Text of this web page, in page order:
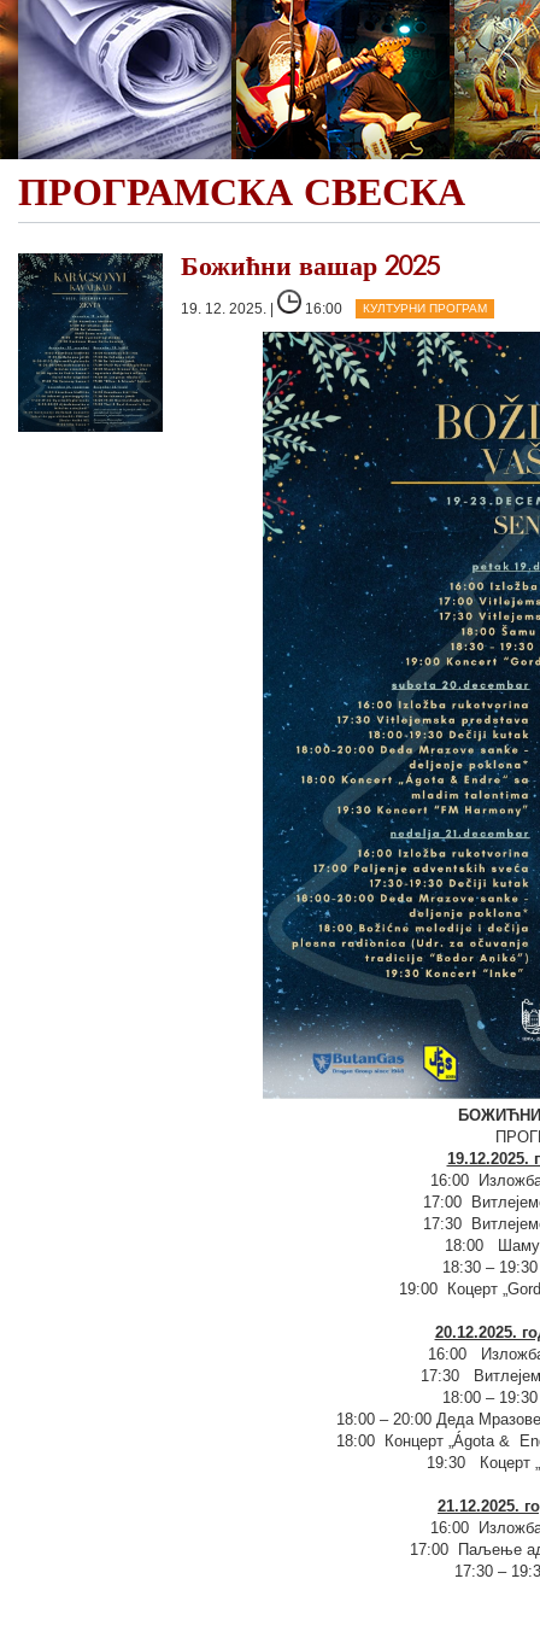
ПРОГРАМСКА СВЕСКА
Божићни вашар 2025
19. 12. 2025. | 16:00 КУЛТУРНИ ПРОГРАМ
19.12.2025.
16:00
17:00
17:30
18:00 Шаму
18:30 – 19:30
19:00 Коцерт
20.12.2025.
16:00
17:30
18:00 – 19:30
18:00 – 20:00 Деда
18:00 Концерт „Ágota &
19:30 Коцерт
21.12.2025.
16:00
17:00 Паљење
17:30 –